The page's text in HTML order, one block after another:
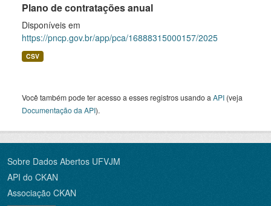
Plano de contratações anual
Disponíveis em
https://pncp.gov.br/app/pca/16888315000157/2025
CSV
Você também pode ter acesso a esses registros usando a API (veja
Documentação da API).
Sobre Dados Abertos UFVJM
API do CKAN
Associação CKAN